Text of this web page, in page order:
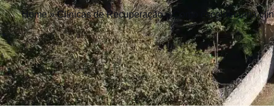
Home»Clínicas de Recuperação» Como escolher uma